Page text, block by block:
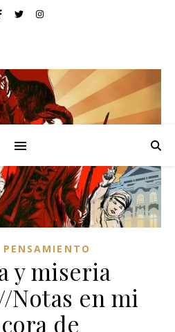
PENSAMIENTO
y miseria
Notas en mi
de